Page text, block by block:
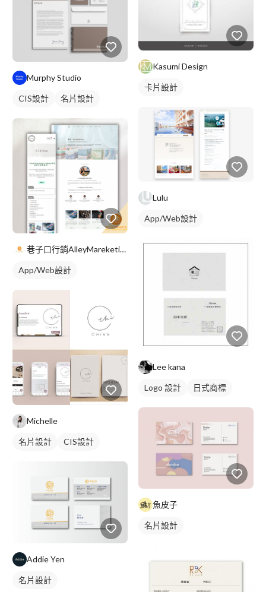
Murphy Studio
CIS設計 名片設計
巷子口行銷AlleyMareketingShop
App/Web設計
Michelle
名片設計 CIS設計
Addie Yen
名片設計
Kasumi Design
卡片設計
Lulu
App/Web設計
Lee kana
Logo 設計 日式商標
魚皮子
名片設計